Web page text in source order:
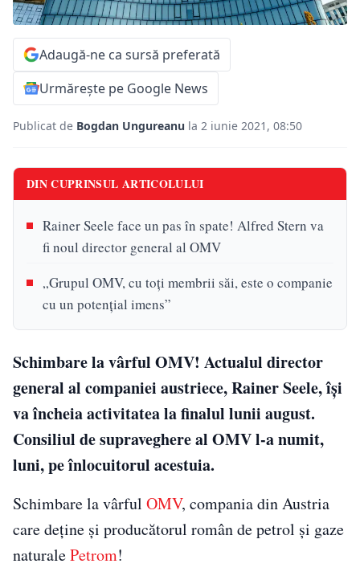
Adaugă-ne ca sursă preferată
Urmărește pe Google News
Publicat de Bogdan Ungureanu la 2 iunie 2021, 08:50
DIN CUPRINSUL ARTICOLULUI
Rainer Seele face un pas în spate! Alfred Stern va
fi noul director general al OMV
„Grupul OMV, cu toţi membrii săi, este o companie
cu un potenţial imens”
Schimbare la vârful OMV! Actualul director
general al companiei austriece, Rainer Seele, îşi
va încheia activitatea la finalul lunii august.
Consiliul de supraveghere al OMV l-a numit,
luni, pe înlocuitorul acestuia.
Schimbare la vârful OMV, compania din Austria
care deţine şi producătorul român de petrol şi gaze
naturalePetrom!